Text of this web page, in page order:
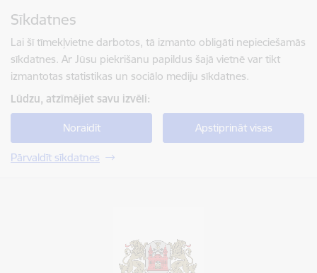
Sīkdatnes
Lai šī tīmekļvietne darbotos, tā izmanto obligāti nepieciešamās
sīkdatnes. Ar Jūsu piekrišanu papildus šajā vietnē var tikt
izmantotas statistikas un sociālo mediju sīkdatnes.
Lūdzu, atzīmējiet savu izvēli:
Noraidīt Apstiprināt visas
Pārvaldīt sīkdatnes